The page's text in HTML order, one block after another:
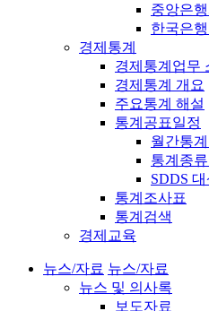
중앙은
한국은
경제통계
경제통계업무
경제통계 개요
주요통계 해설
통계공표일정
월간통
통계종
SDDS
통계조사표
통계검색
경제교육
뉴스/자료 뉴스/자료
뉴스 및 의사록
보도자료